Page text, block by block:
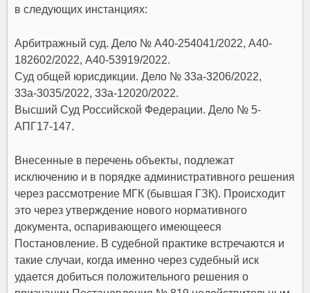
в следующих инстанциях:
Арбитражный суд. Дело № А40-254041/2022, А40-
182602/2022, А40-53919/2022.
Суд общей юрисдикции. Дело № 33а-3206/2022,
33а-3035/2022, 33а-12020/2022.
Высший Суд Российской Федерации. Дело № 5-
АПГ17-147.
Внесенные в перечень объекты, подлежат
исключению и в порядке административного решения
через рассмотрение МГК (бывшая ГЗК). Происходит
это через утверждение нового нормативного
документа, оспаривающего имеющееся
Постановление. В судебной практике встречаются и
такие случаи, когда именно через судебный иск
удается добиться положительного решения о